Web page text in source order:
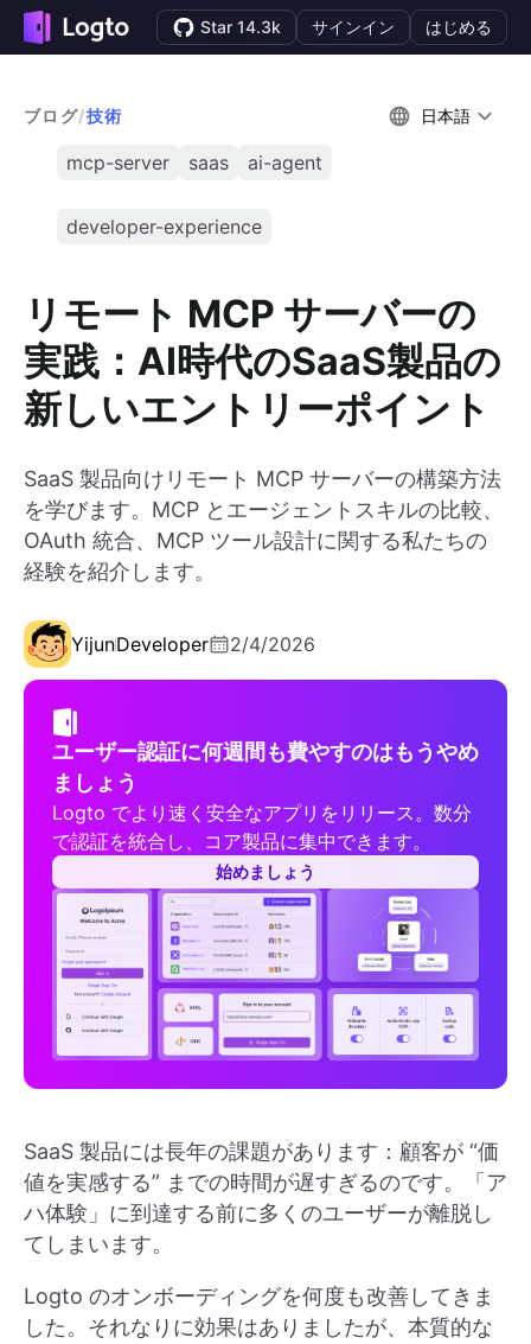
Star 14.3k サインイン はじめる
ブログ/技術 日本語
mcp-server saas ai-agent
developer-experience
リモート MCP サーバーの
実践：AI時代のSaaS製品の
新しいエントリーポイント
SaaS 製品向けリモート MCP サーバーの構築方法
を学びます。MCP とエージェントスキルの比較、
OAuth 統合、MCP ツール設計に関する私たちの
経験を紹介します。
YijunDeveloper 2/4/2026
ユーザー認証に何週間も費やすのはもうやめ
ましょう
Logto でより速く安全なアプリをリリース。数分
で認証を統合し、コア製品に集中できます。
始めましょう
SaaS 製品には長年の課題があります：顧客が “価
値を実感する” までの時間が遅すぎるのです。「ア
ハ体験」に到達する前に多くのユーザーが離脱し
てしまいます。
Logto のオンボーディングを何度も改善してきま
した。それなりに効果はありましたが、本質的な